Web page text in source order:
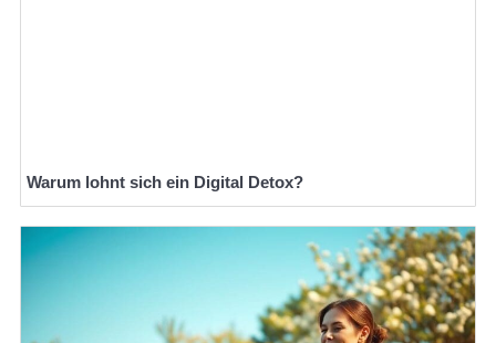
Warum lohnt sich ein Digital Detox?